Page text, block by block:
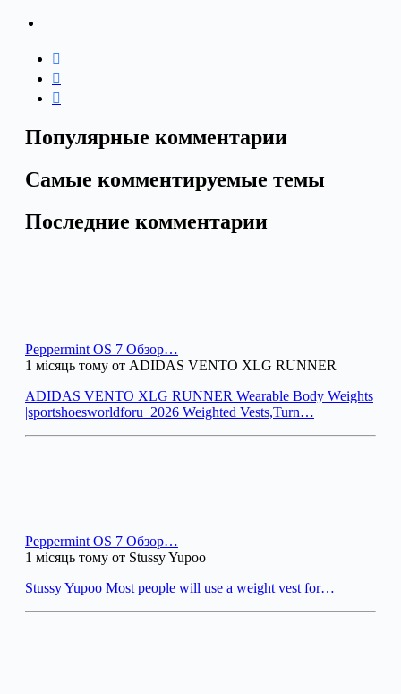
Популярные комментарии
Самые комментируемые темы
Последние комментарии
Peppermint OS 7 Обзор…
1 місяць тому от ADIDAS VENTO XLG RUNNER
ADIDAS VENTO XLG RUNNER Wearable Body Weights
|sportshoesworldforu_2026 Weighted Vests,Turn…
Peppermint OS 7 Обзор…
1 місяць тому от Stussy Yupoo
Stussy Yupoo Most people will use a weight vest for…